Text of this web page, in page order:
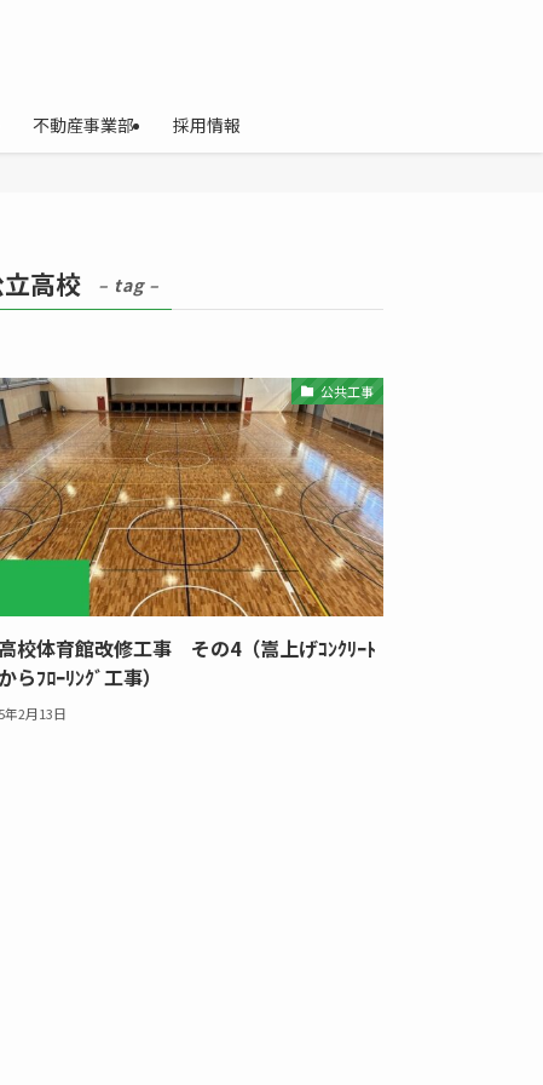
不動産事業部 採用情報
高校 – tag –
公共工事
校体育館改修工事 その4（嵩上げｺﾝｸﾘｰﾄ
らﾌﾛｰﾘﾝｸﾞ工事）
年2月13日